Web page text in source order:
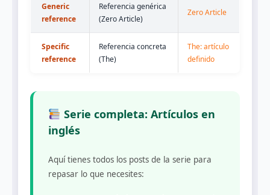
Generic
reference
Referencia genérica
(Zero Article)
Zero Article
Specific
reference
Referencia concreta
(The)
The: artículo
definido
Serie completa: Artículos en
inglés
Aquí tienes todos los posts de la serie para
repasar lo que necesites: